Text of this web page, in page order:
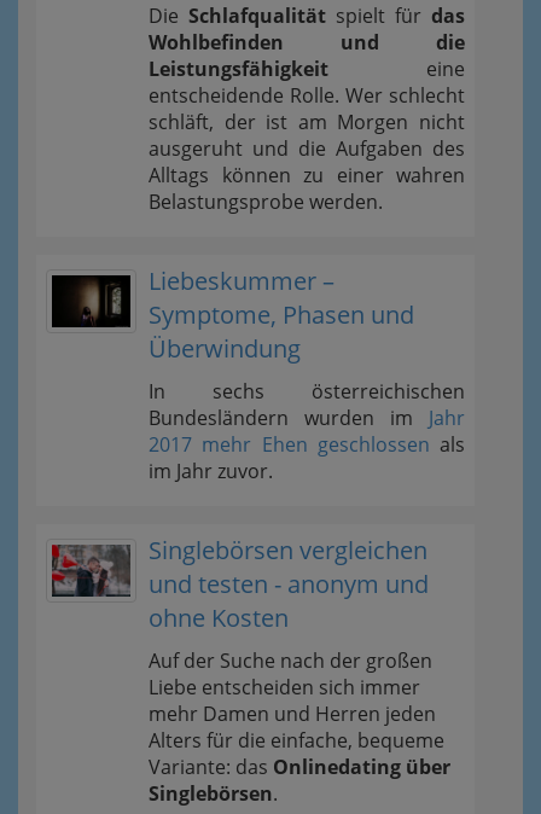
Die Schlafqualität spielt für das
Wohlbefinden und die
Leistungsfähigkeit eine
entscheidende Rolle. Wer schlecht
schläft, der ist am Morgen nicht
ausgeruht und die Aufgaben des
Alltags können zu einer wahren
Belastungsprobe werden.
Liebeskummer –
Symptome, Phasen und
Überwindung
In sechs österreichischen
Bundesländern wurden im Jahr
2017 mehr Ehen geschlossen als
im Jahr zuvor.
Singlebörsen vergleichen
und testen - anonym und
ohne Kosten
Auf der Suche nach der großen
Liebe entscheiden sich immer
mehr Damen und Herren jeden
Alters für die einfache, bequeme
Variante: das Onlinedating über
Singlebörsen.